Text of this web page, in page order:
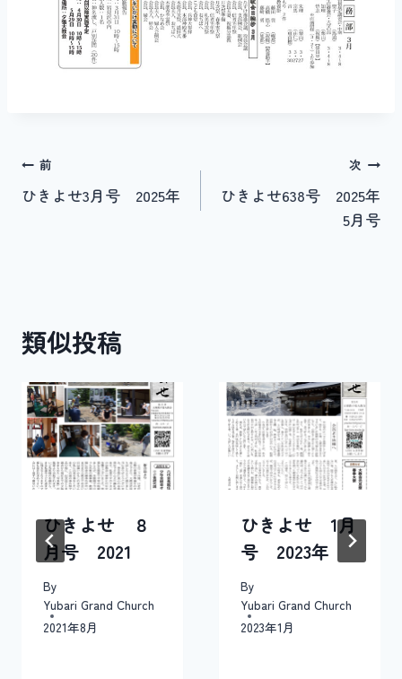
投
稿
ー
シ
ョ
ン
前
ひきよせ3月号 2025年
次
ひきよせ638号 2025年
5月号
類似投稿
ひきよせ ８
月号 2021
By
Yubari Grand Church
2021年8月
ひきよせ 1月
号 2023年
By
Yubari Grand Church
2023年1月